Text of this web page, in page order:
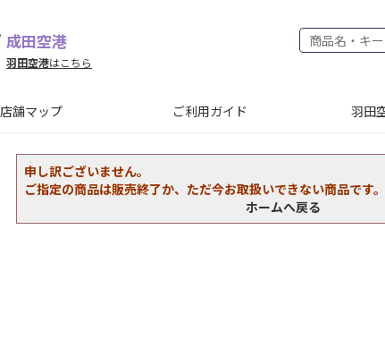
成田空港
羽田空港はこちら
店舗マップ ご利用ガイド 羽田
申し訳ございません。
ご指定の商品は販売終了か、ただ今お取扱いできない商品です。
ホームへ戻る